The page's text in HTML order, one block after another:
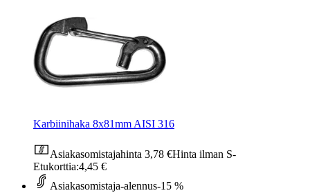
Karbiinihaka 8x81mm AISI 316
Asiakasomistajahinta 3,78 €Hinta ilman S-
Etukorttia:4,45 €
Asiakasomistaja-alennus-15 %